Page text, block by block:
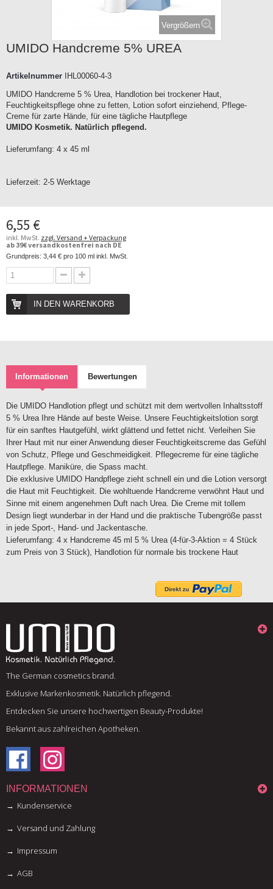
Vergrößern
UMIDO Handcreme 5% UREA
Artikelnummer
IHL00060-4-3
UMIDO Handcreme 5 % Urea, Handlotion bei trockener Haut,
Feuchtigkeitspflege ohne zu fetten, Lotion sofort einziehend, Pflege-
Creme für zarte Hände, für eine tägliche Hautpflege
UMIDO Kosmetik. Natürlich pflegend.
Lieferumfang: 4 x 45 ml
Lieferzeit: 2-5 Werktage
6,55 €
inkl. MwSt. zzgl. Versand + Verpackung
ab 39€ versandkostenfrei nach DE
Grundpreis: 3,44 € pro 100 ml inkl. MwSt.
IN DEN WARENKORB
Informationen Bewertungen
Die UMIDO Handlotion pflegt und schützt mit dem wertvollen Inhaltsstoff
5 % Urea Ihre Hände auf beste Weise. Unsere Feuchtigkeitslotion sorgt
für ein sanftes Hautgefühl, wirkt glättend und fettet nicht. Verleihen Sie
Ihrer Haut mit nur einer Anwendung dieser Feuchtigkeitscreme das Gefühl
von Schutz, Pflege und Geschmeidigkeit. Pflegecreme für eine tägliche
Hautpflege. Maniküre, die Spass macht.
Die exklusive UMIDO Handpflege zieht schnell ein und die Lotion versorgt
die Haut mit Feuchtigkeit. Die wohltuende Handcreme verwöhnt Haut und
Sinne mit einem angenehmen Duft nach Urea. Die Creme mit tollem
Design liegt wunderbar in der Hand und die praktische Tubengröße passt
in jede Sport-, Hand- und Jackentasche.
Lieferumfang: 4 x Handcreme 45 ml 5 % Urea (4-für-3-Aktion = 4 Stück
zum Preis von 3 Stück), Handlotion für normale bis trockene Haut
The German cosmetics brand.
Exklusive Markenkosmetik. Natürlich pflegend.
Entdecken Sie unsere hochwertigen Beauty-Produkte!
Bekannt aus zahlreichen Apotheken.
INFORMATIONEN
Kundenservice
Versand und Zahlung
Impressum
AGB